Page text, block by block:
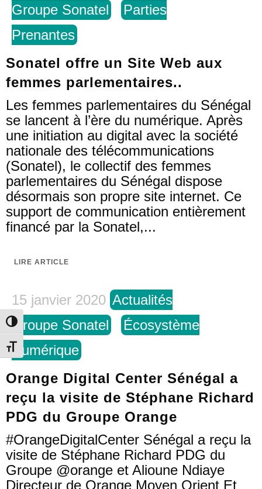
Toggle High Contrast
Toggle Font size
Groupe Sonatel
Parties
Prenantes
Sonatel offre un Site Web aux
femmes parlementaires..
Les femmes parlementaires du Sénégal
se lancent à l’ère du numérique. Après
une initiation au digital avec la société
nationale des télécommunications
(Sonatel), le collectif des femmes
parlementaires du Sénégal dispose
désormais son propre site internet. Ce
support de communication entièrement
financé par la Sonatel,...
LIRE ARTICLE
15 janvier 2020 Actualités
Groupe Sonatel
Écosystème
Numérique
Orange Digital Center Sénégal a
reçu la visite de Stéphane Richard
PDG du Groupe Orange
#OrangeDigitalCenter Sénégal a reçu la
visite de Stéphane Richard PDG du
Groupe @orange et Alioune Ndiaye
Directeur de Orange Moyen Orient Et